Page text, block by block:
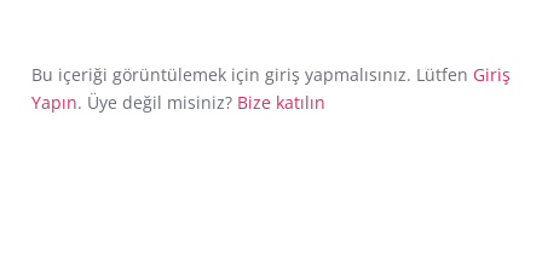
Bu içeriği görüntülemek için giriş yapmalısınız. Lütfen Giriş
Yapın. Üye değil misiniz? Bize katılın